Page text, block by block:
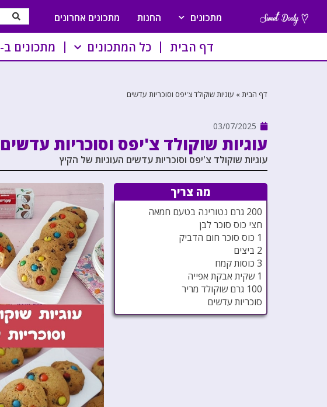
מתכונים החנות מתכונים אחרונים
דף הבית כל המתכונים מתכונים ב-10 דקות
דף הבית» עוגיות שוקולד צ'יפס וסוכריות עדשים
03/07/2025
עוגיות שוקולד צ'יפס וסוכריות עדשים
עוגיות שוקולד צ'יפס וסוכריות עדשים העוגיות של הקיץ
מה צריך
200 גרם נטורינה בטעם חמאה
חצי כוס סוכר לבן
1 כוס סוכר חום הדביק
2 ביצים
3 כוסות קמח
1 שקית אבקת אפייה
100 גרם שוקולד מריר
סוכריות עדשים